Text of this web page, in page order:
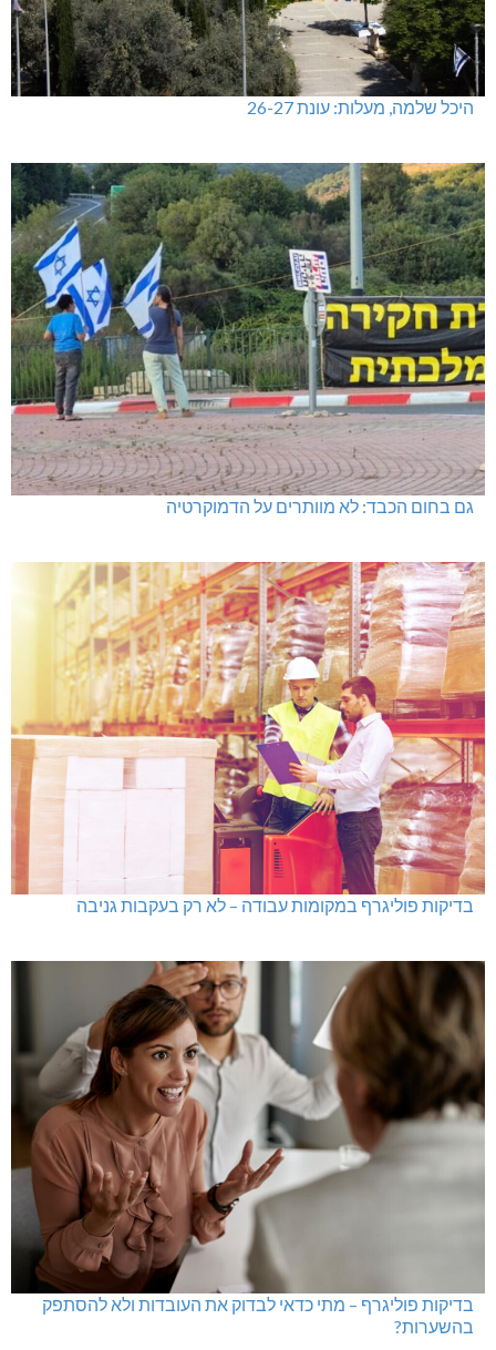
היכל שלמה, מעלות: עונת 26-27
גם בחום הכבד: לא מוותרים על הדמוקרטיה
בדיקות פוליגרף במקומות עבודה – לא רק בעקבות גניבה
בדיקות פוליגרף – מתי כדאי לבדוק את העובדות ולא להסתפק
בהשערות?